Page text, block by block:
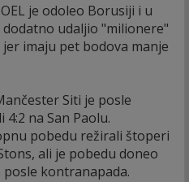
je odoleo Borusiji i u
udaljio "milionere"
imaju pet bodova manje
Siti je posle
na San Paolu.
pobedu režirali štoperi
ali je pobedu doneo
kontranapada.